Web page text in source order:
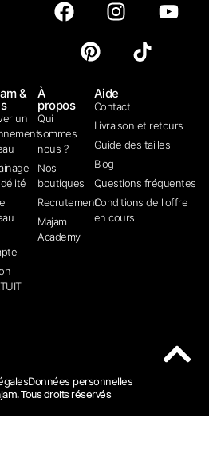
Aide
Contact
Livraison et retours
Guide des tailles
Blog
Questions fréquentes
Conditions de l'offre
en cours
À
propos
Qui
sommes
nous ?
Nos
boutiques
Recrutement
Majam
Academy
&
un
Tous droits réservés
Données personnelles